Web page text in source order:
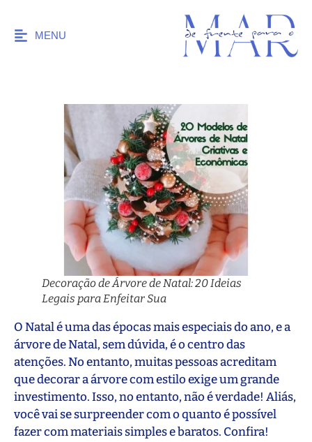
MENU
Decoração de Árvore de Natal: 20 Ideias
Legais para Enfeitar Sua
O Natal é uma das épocas mais especiais do ano, e a
árvore de Natal, sem dúvida, é o centro das
atenções. No entanto, muitas pessoas acreditam
que decorar a árvore com estilo exige um grande
investimento. Isso, no entanto, não é verdade! Aliás,
você vai se surpreender com o quanto é possível
fazer com materiais simples e baratos. Confira!